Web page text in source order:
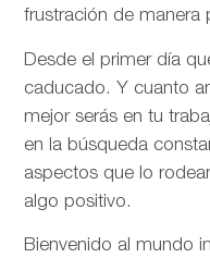
frustración de manera
Desde el primer día
caducado. Y cuanto
mejor serás en tu
en la búsqueda
aspectos que lo
algo positivo.
Bienvenido al mundo